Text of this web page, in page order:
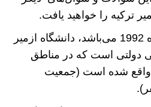
ترکیه را خواهید یافت.
سال تاسیس این دانشگاه 1992 می‌باشد، دانشگاه ازمیر
است که در مناطق
واقع شده است (جمعیت